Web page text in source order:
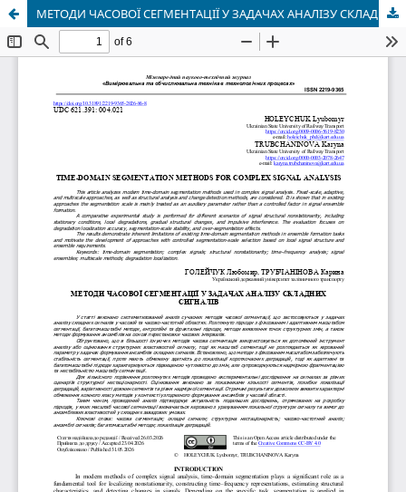
МЕТОДИ ЧАСОВОЇ СЕГМЕНТАЦІЇ У ЗАДАЧАХ АНАЛІЗУ СКЛАДНИХ СИГНАЛІВ